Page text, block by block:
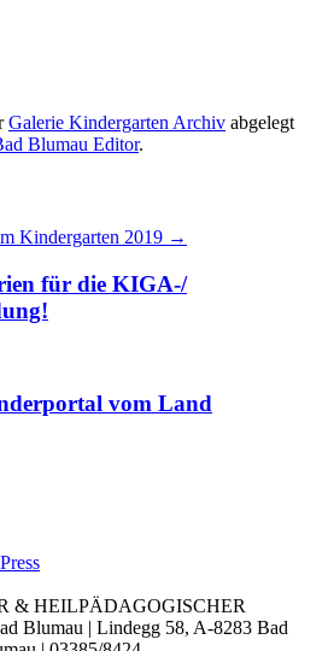
Galerie Kindergarten Archiv abgelegt
Blumau Editor.
Kindergarten 2019 →
für die KIGA-/
vom Land
& HEILPÄDAGOGISCHER
Blumau | Lindegg 58, A-8283 Bad